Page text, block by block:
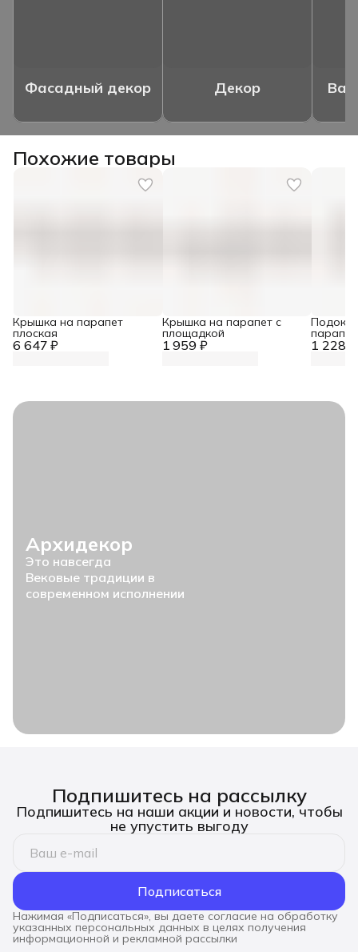
Фасадный декор Декор
Похожие товары
6 647 ₽
Крышка на парапет
плоская
1 959 ₽
Крышка на парапет с
площадкой
1 228 ₽
парапет
Архидекор
Это навсегда
Вековые традиции в
современном исполнении
Подпишитесь на рассылку
Подпишитесь на наши акции и новости, чтобы
не упустить выгоду
Подписаться
Нажимая «Подписаться», вы даете согласие на обработку
указанных персональных данных в целях получения
информационной и рекламной рассылки